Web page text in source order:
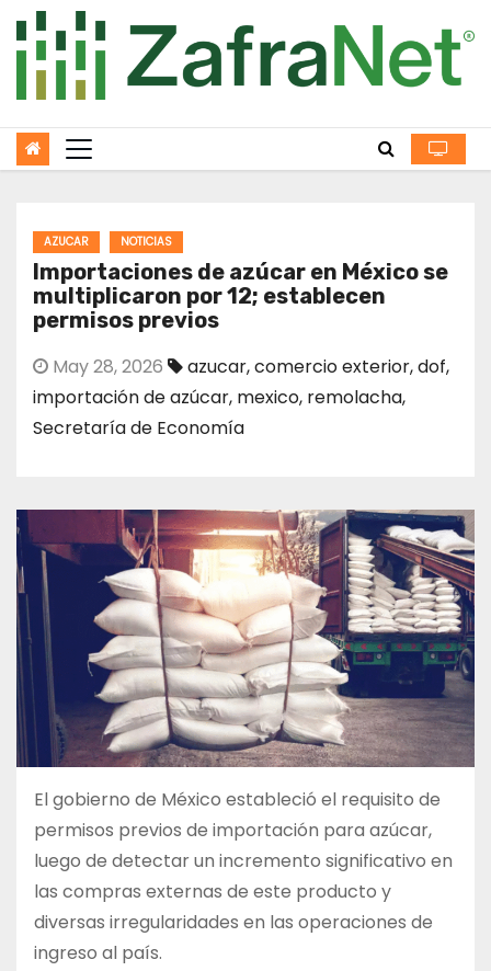
to
content
AZUCAR NOTICIAS
Importaciones de azúcar en México se
multiplicaron por 12; establecen
permisos previos
May 28, 2026 azucar,comercio exterior,dof,
importación de azúcar, mexico, remolacha,
Secretaría de Economía
El gobierno de México estableció el requisito de
permisos previos de importación para azúcar,
luego de detectar un incremento significativo en
las compras externas de este producto y
diversas irregularidades en las operaciones de
ingreso al país.